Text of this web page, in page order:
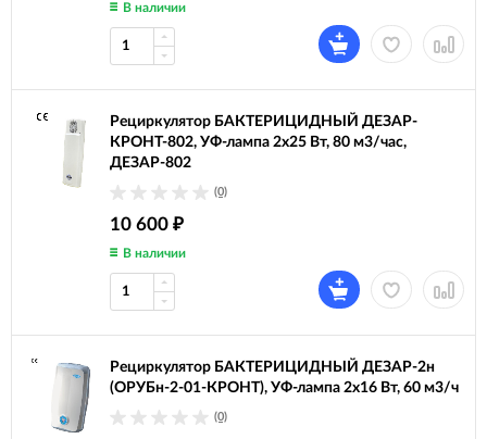
В наличии
Рециркулятор БАКТЕРИЦИДНЫЙ ДЕЗАР-
КРОНТ-802, УФ-лампа 2х25 Вт, 80 м3/час,
ДЕЗАР-802
(0)
10 600 ₽
В наличии
Рециркулятор БАКТЕРИЦИДНЫЙ ДЕЗАР-2н
(ОРУБн-2-01-КРОНТ), УФ-лампа 2х16 Вт, 60 м3/ч
(0)